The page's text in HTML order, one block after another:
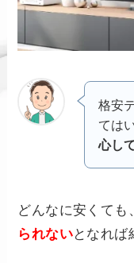
格安
ては
心し
どんなに安くても
られないとなれば